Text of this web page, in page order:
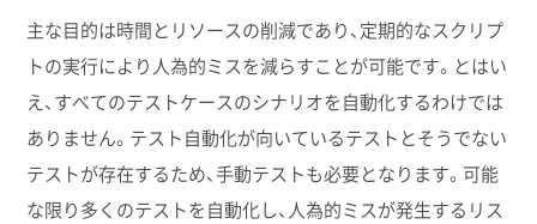
主な目的は時間とリソースの削減であり、定期的なスクリプ
トの実行により人為的ミスを減らすことが可能です。とはい
え、すべてのテストケースのシナリオを自動化するわけでは
ありません。テスト自動化が向いているテストとそうでない
テストが存在するため、手動テストも必要となります。可能
な限り多くのテストを自動化し、人為的ミスが発生するリス